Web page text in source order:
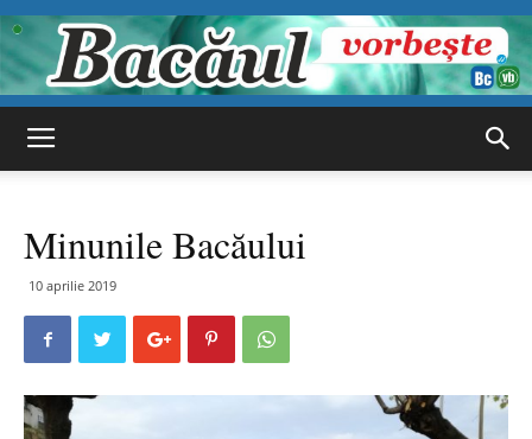
vorbește
Minunile Bacăului
10 aprilie 2019